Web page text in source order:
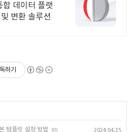
데이터 플랫
변환 솔루션
하기
템플릿 설정 방법 (0)
2024.04.25